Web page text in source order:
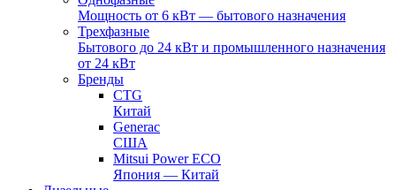
Мощность от 6 кВт — бытового назначения
Трехфазные
Бытового до 24 кВт и промышленного назначения
от 24 кВт
Бренды
CTG
Китай
Generac
США
Mitsui Power ECO
Япония — Китай